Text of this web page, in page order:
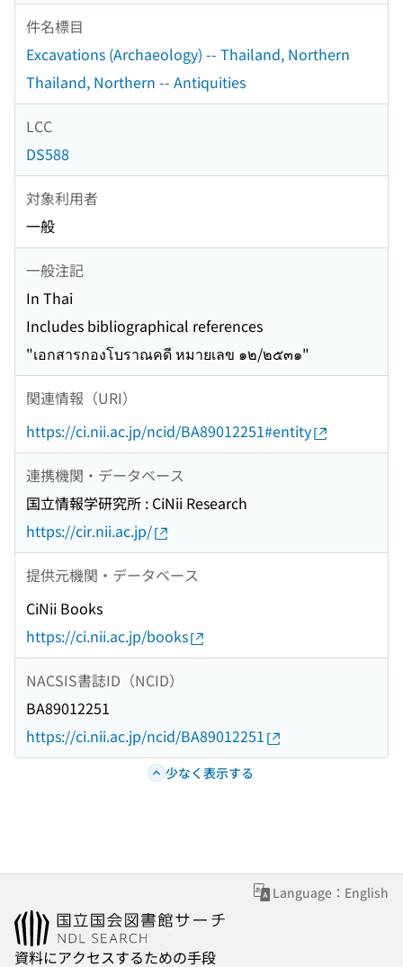
件名標目
Excavations (Archaeology) -- Thailand, Northern
Thailand, Northern -- Antiquities
LCC
DS588
対象利用者
一般
一般注記
In Thai
Includes bibliographical references
"เอกสารกองโบราณคดี หมายเลข ๑๒/๒๕๓๑"
関連情報（URI）
https://ci.nii.ac.jp/ncid/BA89012251#entity
連携機関・データベース
国立情報学研究所 : CiNii Research
https://cir.nii.ac.jp/
提供元機関・データベース
CiNii Books
https://ci.nii.ac.jp/books
NACSIS書誌ID（NCID）
BA89012251
https://ci.nii.ac.jp/ncid/BA89012251
少なく表示する
Language：English
資料にアクセスするための手段